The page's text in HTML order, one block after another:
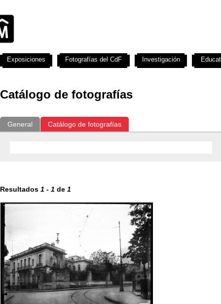
Catálogo de fotografías
General Catálogo de fotografías
Resultados 1 - 1 de 1
Exposiciones Fotografías del CdF Investigación